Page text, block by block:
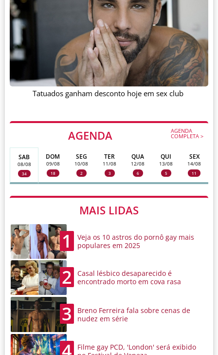
AGENDA AGENDA
COMPLETA >
SAB
08/08
34
DOM
09/08
18
SEG
10/08
2
TER
11/08
3
QUA
12/08
6
QUI
13/08
5
SEX
14/08
11
MAIS LIDAS
1
Veja os 10 astros do pornô gay mais
populares em 2025
2
Casal lésbico desaparecido é
encontrado morto em cova rasa
3
Breno Ferreira fala sobre cenas de
nudez em série
Filme gay PCD, 'London' será exibido
Tatuados ganham desconto hoje em sex club